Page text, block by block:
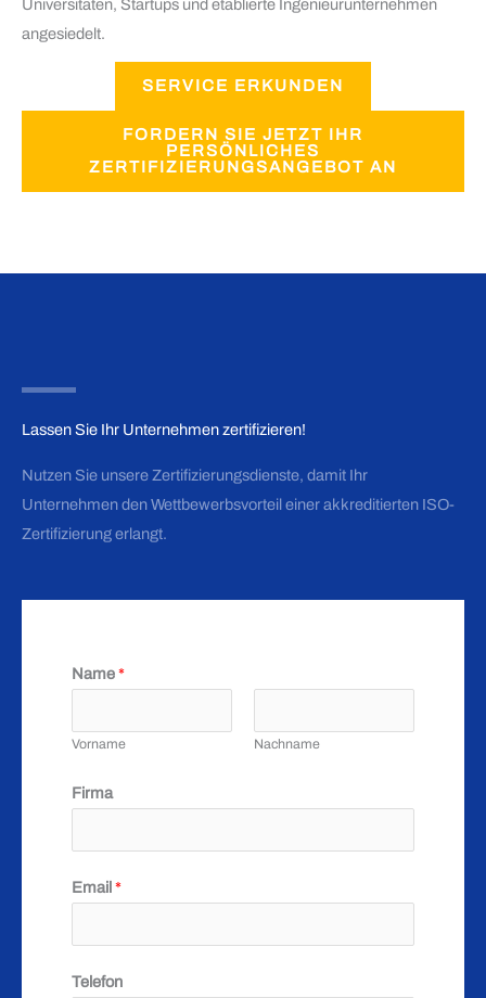
Universitäten, Startups und etablierte Ingenieurunternehmen
angesiedelt.
SERVICE ERKUNDEN
FORDERN SIE JETZT IHR
PERSÖNLICHES
ZERTIFIZIERUNGSANGEBOT AN
Lassen Sie Ihr Unternehmen zertifizieren!
Nutzen Sie unsere Zertifizierungsdienste, damit Ihr
Unternehmen den Wettbewerbsvorteil einer akkreditierten ISO-
Zertifizierung erlangt.
Name*
Vorname Nachname
Firma
Email *
Telefon